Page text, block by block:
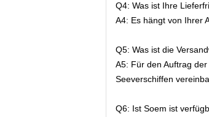
Q4: Was ist Ihre
A4: Es hängt von Ihrer
Q5: Was ist die
A5: Für den Auftrag
Seeverschiffen
Q6: Ist Soem ist